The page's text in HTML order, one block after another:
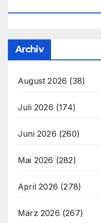
Archiv
August 2026 (38)
Juli 2026 (174)
Juni 2026 (260)
Mai 2026 (282)
April 2026 (278)
März 2026 (267)